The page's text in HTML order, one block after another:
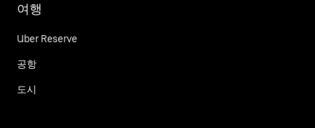
여행
Uber Reserve
공항
도시